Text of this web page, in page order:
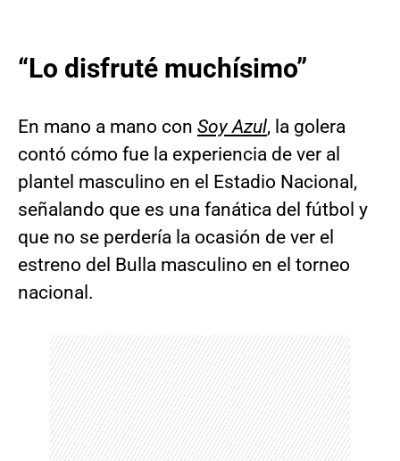
“Lo disfruté muchísimo”
En mano a mano con Soy Azul, la golera
contó cómo fue la experiencia de ver al
plantel masculino en el Estadio Nacional,
señalando que es una fanática del fútbol y
que no se perdería la ocasión de ver el
estreno del Bulla masculino en el torneo
nacional.